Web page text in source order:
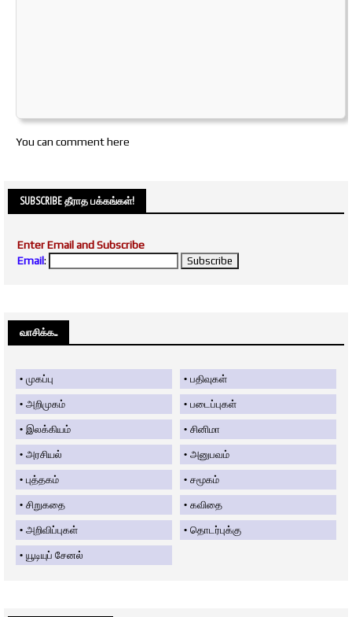
You can comment here
SUBSCRIBE தீராத பக்கங்கள்!
Enter Email and Subscribe
Email:
வாசிக்க....
முகப்பு பதிவுகள்
அறிமுகம் படைப்புகள்
இலக்கியம் சினிமா
அரசியல் அனுபவம்
புத்தகம் சமூகம்
சிறுகதை கவிதை
அறிவிப்புகள் தொடர்புக்கு
யூடியுப் சேனல்